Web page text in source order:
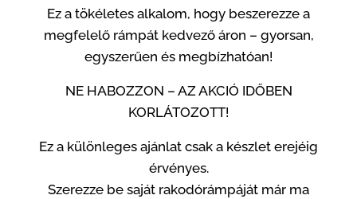
Ez a tökéletes alkalom, hogy beszerezze a
megfelelő rámpát kedvező áron – gyorsan,
egyszerűen és megbízhatóan!
NE HABOZZON – AZ AKCIÓ IDŐBEN
KORLÁTOZOTT!
Ez a különleges ajánlat csak a készlet erejéig
érvényes.
Szerezze be saját rakodórámpáját már ma